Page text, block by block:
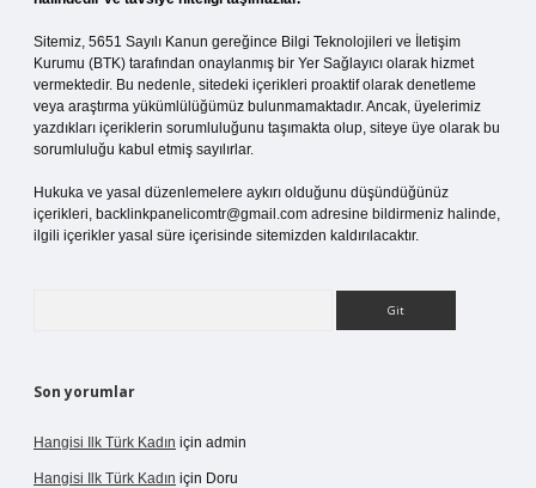
Sitemiz, 5651 Sayılı Kanun gereğince Bilgi Teknolojileri ve İletişim
Kurumu (BTK) tarafından onaylanmış bir Yer Sağlayıcı olarak hizmet
vermektedir. Bu nedenle, sitedeki içerikleri proaktif olarak denetleme
veya araştırma yükümlülüğümüz bulunmamaktadır. Ancak, üyelerimiz
yazdıkları içeriklerin sorumluluğunu taşımakta olup, siteye üye olarak bu
sorumluluğu kabul etmiş sayılırlar.
Hukuka ve yasal düzenlemelere aykırı olduğunu düşündüğünüz
içerikleri, backlinkpanelicomtr@gmail.com adresine bildirmeniz halinde,
ilgili içerikler yasal süre içerisinde sitemizden kaldırılacaktır.
Son yorumlar
Hangisi Ilk Türk Kadın için admin
Hangisi Ilk Türk Kadın için Doru